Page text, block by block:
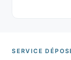
SERVICE